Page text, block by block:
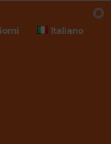
Italiano